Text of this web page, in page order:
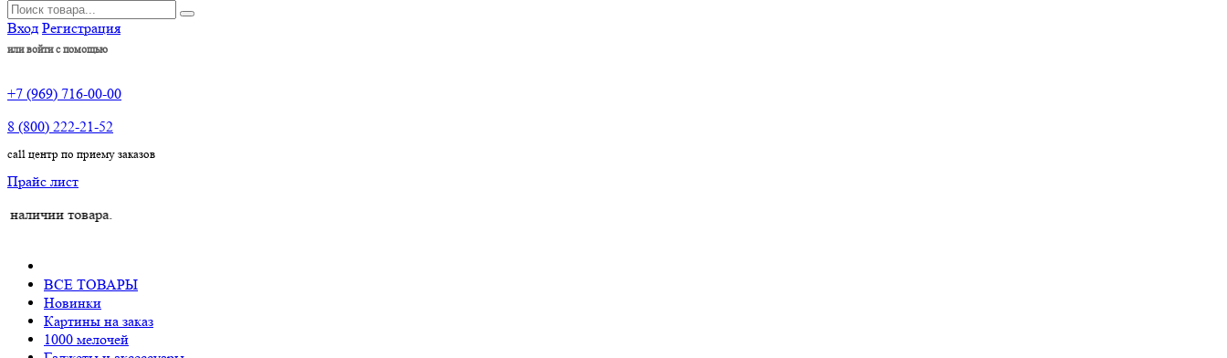
Вход Регистрация
или войти с помощью
+7 (969) 716-00-00
8 (800) 222-21-52
call центр по приему заказов
Прайс лист
товара.
ВСЕ ТОВАРЫ
Новинки
Картины на заказ
1000 мелочей